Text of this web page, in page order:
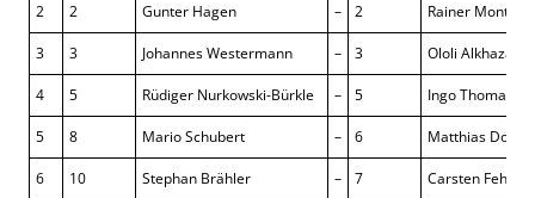
2 2 Gunter Hagen – 2 Rainer
3 3 Johannes Westermann – 3 Ololi
4 5 Rüdiger Nurkowski-Bürkle – 5 Ingo Thomas
5 8 Mario Schubert – 6 Matthias
6 10 Stephan Brähler – 7 Carsten Fehmer